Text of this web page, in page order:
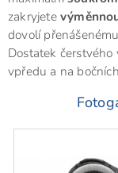
zakryjete
dovolí
Dostatek
vpředu a na